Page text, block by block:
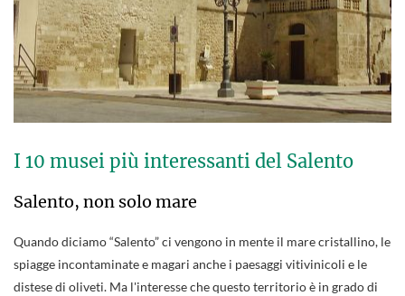
I 10 musei più interessanti del Salento
Salento, non solo mare
Quando diciamo “Salento” ci vengono in mente il mare cristallino, le
spiagge incontaminate e magari anche i paesaggi vitivinicoli e le
distese di oliveti. Ma l'interesse che questo territorio è in grado di